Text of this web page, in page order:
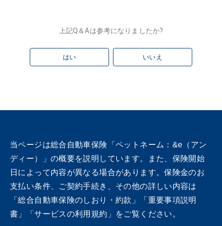
上記Q＆Aは参考になりましたか?
はい いいえ
当ページは総合自動車保険「ペットネーム：&e（アン
ディー）」の概要を説明しています。また、保険開始
日によって内容が異なる場合があります。保険金のお
支払い条件、ご契約手続き、その他の詳しい内容は
「総合自動車保険のしおり・約款」「重要事項説明
書」「サービスの利用規約」をご覧ください。